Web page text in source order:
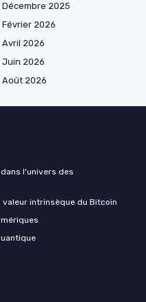
Décembre 2025
Février 2026
Avril 2026
Juin 2026
Août 2026
l'univers des
intrinsèque du Bitcoin